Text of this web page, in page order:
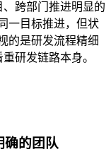
跨部门推进明显的
一目标推进，但状
的是研发流程精细
研发链路本身。
确的团队